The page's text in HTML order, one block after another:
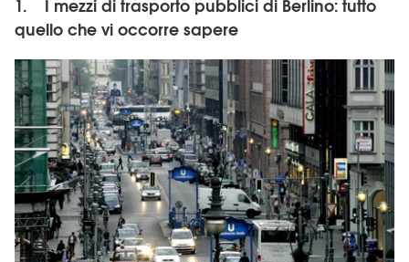
1. I mezzi di trasporto pubblici di Berlino: tutto
quello che vi occorre sapere